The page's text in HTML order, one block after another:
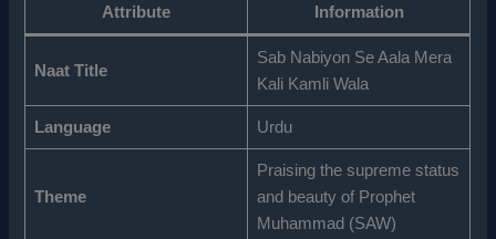
Attribute Information
Naat Title
Sab Nabiyon Se Aala Mera
Kali Kamli Wala
Language Urdu
Theme
Praising the supreme status
and beauty of Prophet
Muhammad (SAW)